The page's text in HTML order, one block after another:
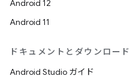
Android 12
Android 11
ドキュメントとダウンロード
Android Studio ガイド